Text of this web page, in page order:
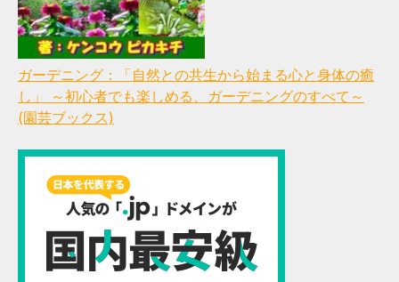
ガーデニング：「自然との共生から始まる心と身体の癒
し」 ～初心者でも楽しめる、ガーデニングのすべて～
(園芸ブックス)